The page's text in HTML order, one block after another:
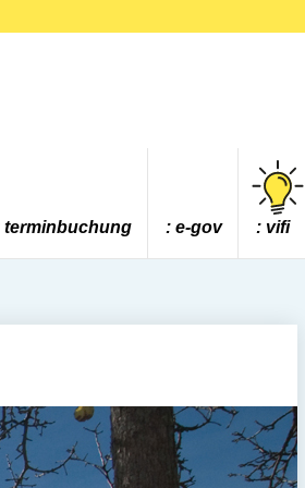
terminbuchung e-gov vifi